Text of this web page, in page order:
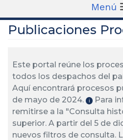
Menú
Publicaciones
Este portal reúne los
todos los despachos del
Aquí encontrará procesos
de mayo de 2024.
ℹ️
Para
remitirse a la "Consulta
superior. A partir del 5 de
nuevos filtros de consulta.